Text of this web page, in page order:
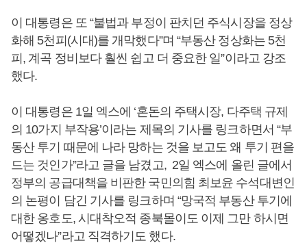
이 대통령은 또 “불법과 부정이 판치던 주식시장을 정상
화해 5천피(시대)를 개막했다”며 “부동산 정상화는 5천
피, 계곡 정비보다 훨씬 쉽고 더 중요한 일”이라고 강조
했다.
이 대통령은 1일 엑스에 ‘혼돈의 주택시장, 다주택 규제
의 10가지 부작용’이라는 제목의 기사를 링크하면서 “부
동산 투기 때문에 나라 망하는 것을 보고도 왜 투기 편을
드는 것인가”라고 글을 남겼고, 2일 엑스에 올린 글에서
정부의 공급대책을 비판한 국민의힘 최보윤 수석대변인
의 논평이 담긴 기사를 링크하며 “망국적 부동산 투기에
대한 옹호도, 시대착오적 종북몰이도 이제 그만 하시면
어떻겠나”라고 직격하기도 했다.